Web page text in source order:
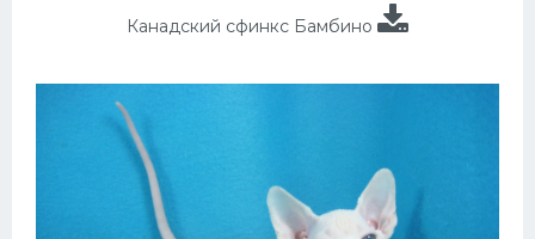
Канадский сфинкс Бамбино